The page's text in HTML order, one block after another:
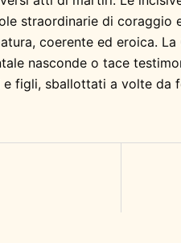
straordinarie di
coerente ed eroica.
nasconde o tace
figli, sballottati a volte da